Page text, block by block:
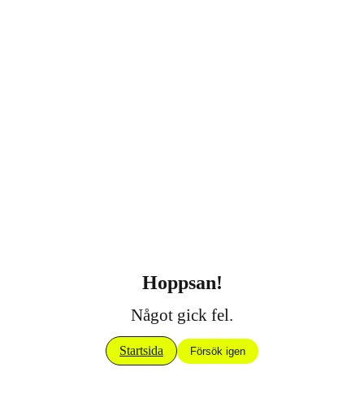
Hoppsan!
Något gick fel.
Startsida Försök igen